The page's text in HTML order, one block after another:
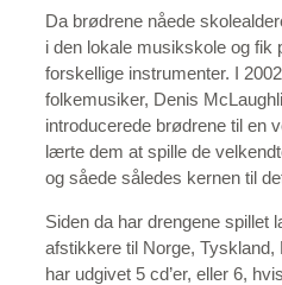
Da brødrene nåede
i den lokale musikskole og
forskellige instrumenter. I
folkemusiker, Denis
introducerede brødrene til en
lærte dem at spille de
og såede således kernen til
Siden da har drengene spillet
afstikkere til Norge, Tyskland,
har udgivet 5 cd’er, eller 6,